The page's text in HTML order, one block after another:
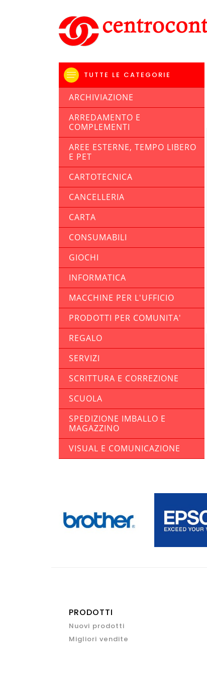
TUTTE LE CATEGORIE
ARCHIVIAZIONE
ARREDAMENTO E
COMPLEMENTI
AREE ESTERNE, TEMPO LIBERO
E PET
CARTOTECNICA
CANCELLERIA
CARTA
CONSUMABILI
GIOCHI
INFORMATICA
MACCHINE PER L'UFFICIO
PRODOTTI PER COMUNITA'
REGALO
SERVIZI
SCRITTURA E CORREZIONE
SCUOLA
SPEDIZIONE IMBALLO E
MAGAZZINO
VISUAL E COMUNICAZIONE
PRODOTTI
Nuovi prodotti
Migliori vendite